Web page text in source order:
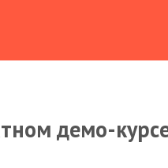
демо-